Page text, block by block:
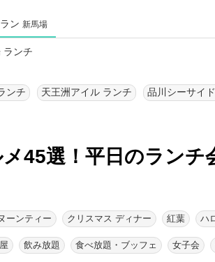
ン 新馬場
ランチ
ンチ 天王洲アイル ランチ 品川シーサイ
45選！ 平日のランチ
ーンティー クリスマス ディナー 紅葉 ハ
飲み放題 食べ放題・ブッフェ 女子会